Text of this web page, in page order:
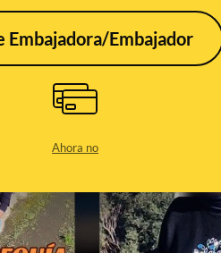
Embajadora/Embajador
Ahora no